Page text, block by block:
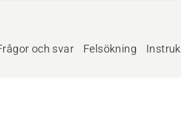
och svar Felsökning